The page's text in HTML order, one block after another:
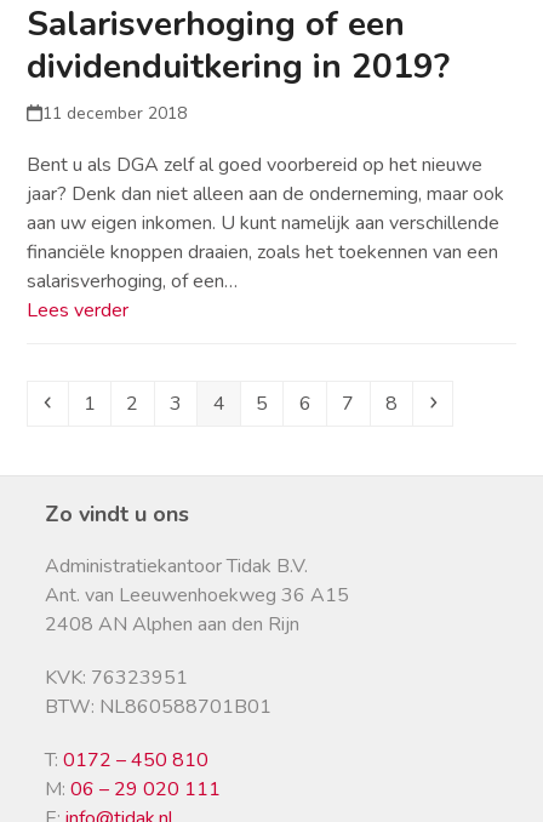
Salarisverhoging of een
dividenduitkering in 2019?
11 december 2018
Bent u als DGA zelf al goed voorbereid op het nieuwe
jaar? Denk dan niet alleen aan de onderneming, maar ook
aan uw eigen inkomen. U kunt namelijk aan verschillende
financiële knoppen draaien, zoals het toekennen van een
salarisverhoging, of een…
Lees verder
Previous
Page
1 Page
2 Page
3 Page
4 Page
5 Page
6 Page
7 Page
8
Zo vindt u ons
Administratiekantoor Tidak B.V.
Ant. van Leeuwenhoekweg 36 A15
2408 AN Alphen aan den Rijn
KVK: 76323951
BTW: NL860588701B01
T:0172 – 450 810
M:06 – 29 020 111